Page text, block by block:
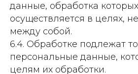
данные, обработка которых
осуществляется в целях,
между собой.
6.4. Обработке подлежат
персональные данные,
целям их обработки.